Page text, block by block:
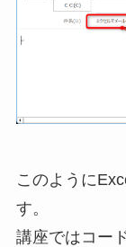
このように
す。
講座ではコー